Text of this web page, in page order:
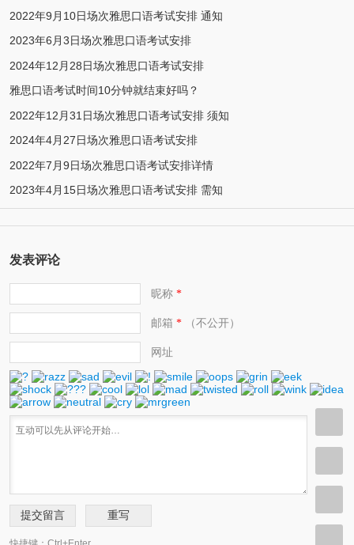
2022年9月10日场次雅思口语考试安排 通知
2023年6月3日场次雅思口语考试安排
2024年12月28日场次雅思口语考试安排
雅思口语考试时间10分钟就结束好吗？
2022年12月31日场次雅思口语考试安排 须知
2024年4月27日场次雅思口语考试安排
2022年7月9日场次雅思口语考试安排详情
2023年4月15日场次雅思口语考试安排 需知
发表评论
昵称*
邮箱 *（不公开）
网址